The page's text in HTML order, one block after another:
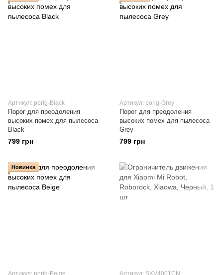
Артикул: porig-Black
Порог для преодоления
высоких помех для пылесоса
Black
799 грн
Артикул: porig-Grey
Порог для преодоления
высоких помех для пылесоса
Grey
799 грн
Новинка
Артикул: porig-Beige Артикул: SKV4001CN